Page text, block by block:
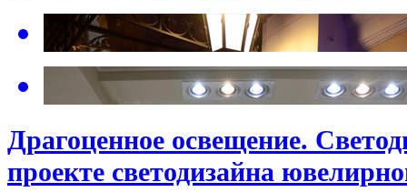
Драгоценное освещение.
проекте светодизайна